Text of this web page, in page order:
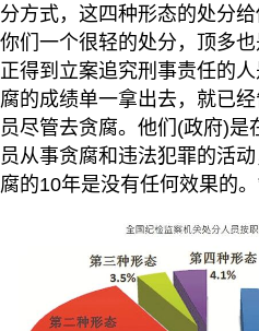
分方式，这四种形态的处分
你们一个很轻的处分，顶多
正得到立案追究刑事责任的
腐的成绩单一拿出去，就已
员尽管去贪腐。他们(政府)是
员从事贪腐和违法犯罪的活
腐的10年是没有任何效果的。